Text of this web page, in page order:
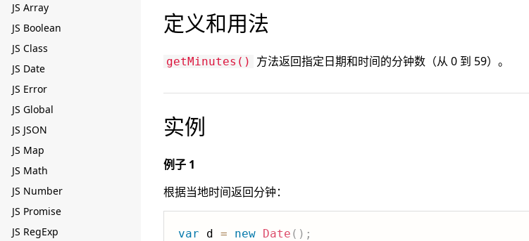
JS Array
JS Boolean
JS Class
JS Date
JS Error
JS Global
JS JSON
JS Map
JS Math
JS Number
JS Promise
JS RegExp
定义和用法
getMinutes() 方法返回指定日期和时间的分钟数（从 0 到 59）。
实例
例子 1
根据当地时间返回分钟：
var d = new Date ( ) ;